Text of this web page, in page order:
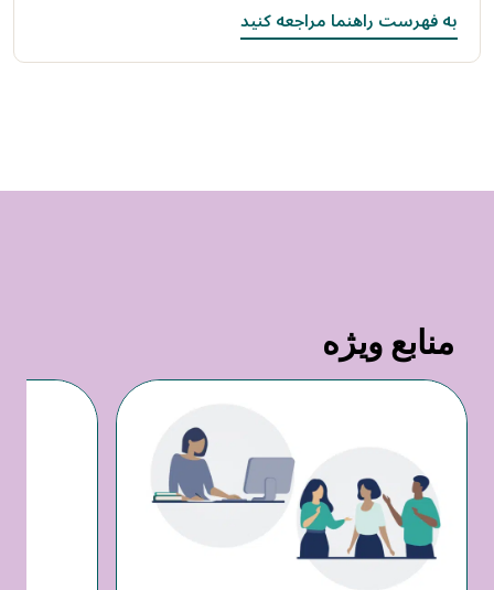
به فهرست راهنما مراجعه کنید
منابع ویژه